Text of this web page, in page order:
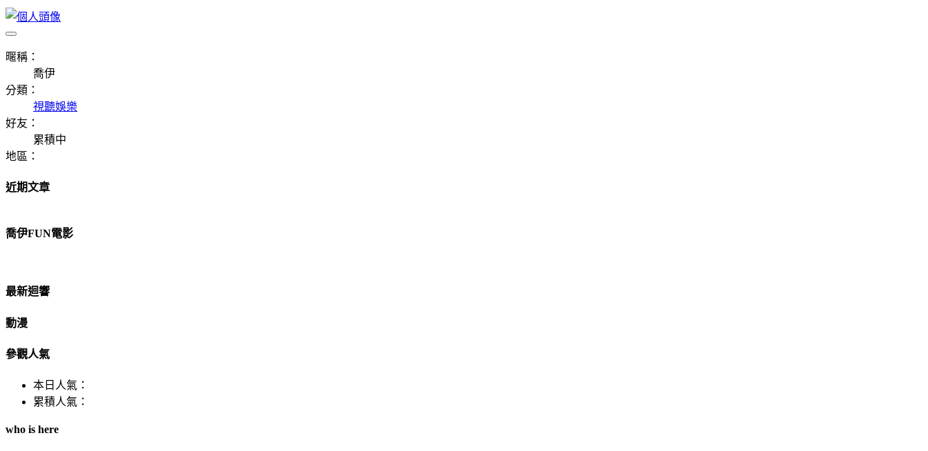
暱稱：
喬伊
分類：
視聽娛樂
好友：
累積中
地區：
近期文章
喬伊FUN電影
最新迴響
動漫
參觀人氣
本日人氣：
累積人氣：
who is here